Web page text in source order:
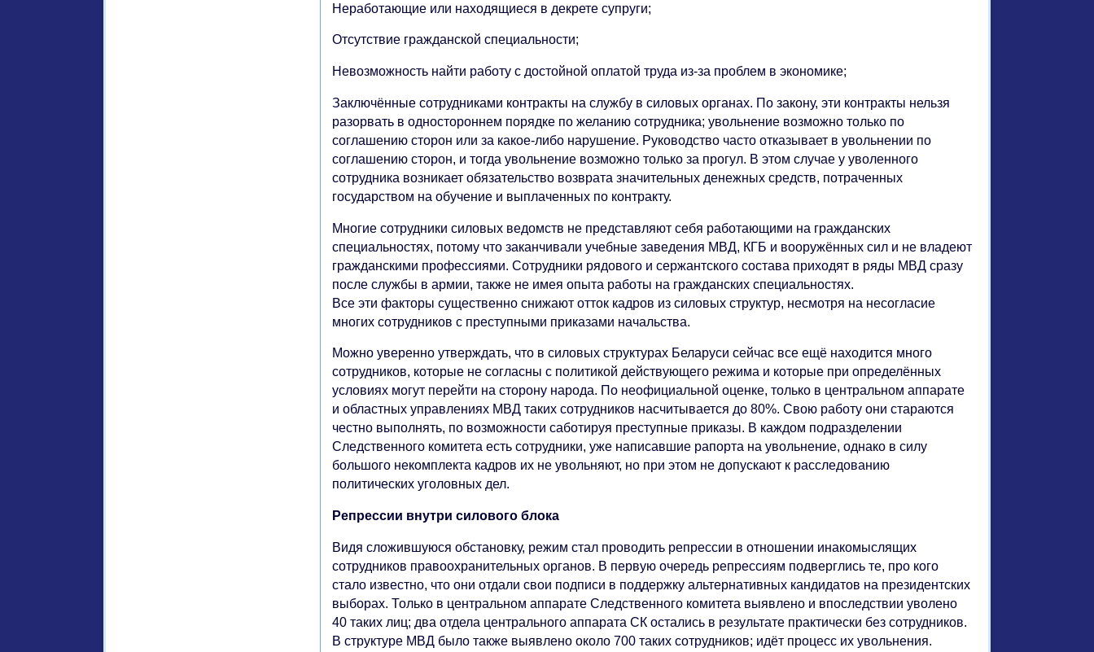
Неработающие или находящиеся в декрете супруги;
Отсутствие гражданской специальности;
Невозможность найти работу с достойной оплатой труда из-за проблем в экономике;
Заключённые сотрудниками контракты на службу в силовых органах. По закону, эти контракты нельзя
разорвать в одностороннем порядке по желанию сотрудника; увольнение возможно только по
соглашению сторон или за какое-либо нарушение. Руководство часто отказывает в увольнении по
соглашению сторон, и тогда увольнение возможно только за прогул. В этом случае у уволенного
сотрудника возникает обязательство возврата значительных денежных средств, потраченных
государством на обучение и выплаченных по контракту.
Многие сотрудники силовых ведомств не представляют себя работающими на гражданских
специальностях, потому что заканчивали учебные заведения МВД, КГБ и вооружённых сил и не владеют
гражданскими профессиями. Сотрудники рядового и сержантского состава приходят в ряды МВД сразу
после службы в армии, также не имея опыта работы на гражданских специальностях.
Все эти факторы существенно снижают отток кадров из силовых структур, несмотря на несогласие
многих сотрудников с преступными приказами начальства.
Можно уверенно утверждать, что в силовых структурах Беларуси сейчас все ещё находится много
сотрудников, которые не согласны с политикой действующего режима и которые при определённых
условиях могут перейти на сторону народа. По неофициальной оценке, только в центральном аппарате
и областных управлениях МВД таких сотрудников насчитывается до 80%. Свою работу они стараются
честно выполнять, по возможности саботируя преступные приказы. В каждом подразделении
Следственного комитета есть сотрудники, уже написавшие рапорта на увольнение, однако в силу
большого некомплекта кадров их не увольняют, но при этом не допускают к расследованию
политических уголовных дел.
Репрессии внутри силового блока
Видя сложившуюся обстановку, режим стал проводить репрессии в отношении инакомыслящих
сотрудников правоохранительных органов. В первую очередь репрессиям подверглись те, про кого
стало известно, что они отдали свои подписи в поддержку альтернативных кандидатов на президентских
выборах. Только в центральном аппарате Следственного комитета выявлено и впоследствии уволено
40 таких лиц; два отдела центрального аппарата СК остались в результате практически без сотрудников.
В структуре МВД было также выявлено около 700 таких сотрудников; идёт процесс их увольнения.